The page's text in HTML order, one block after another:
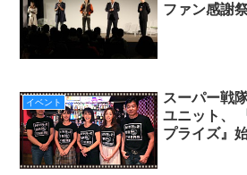
ファン感謝
イベント
スーパー戦
ユニット、
プライズ』